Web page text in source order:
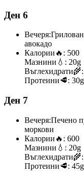
Ден 6
Вечеря:
авокадо
Калории 🔥: 500
Мазнини 💧: 20g
Въглехидрати🌾:
Протеини🥩: 30g
Ден 7
Вечеря:Печено
моркови
Калории 🔥: 600
Мазнини 💧: 20g
Въглехидрати🌾:
Протеини🥩: 45g